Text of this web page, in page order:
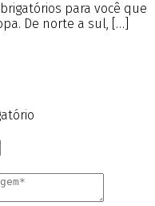
para você que
De norte a sul, […]